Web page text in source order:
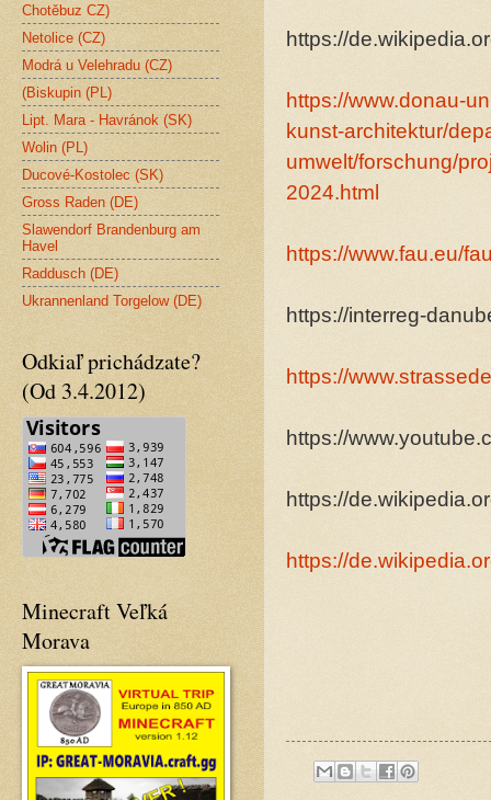
https://
https://www.donau-
kunst-architektur/
umwelt/forschung/
2024.html
https://www.fau.eu/
https://interreg-
https://
https://
https://
https://
Chotěbuz CZ)
Netolice (CZ)
Modrá u Velehradu (CZ)
(Biskupin (PL)
Lipt. Mara - Havránok (SK)
Wolin (PL)
Ducové-Kostolec (SK)
Gross Raden (DE)
Slawendorf Brandenburg am
Havel
Raddusch (DE)
Ukrannenland Torgelow (DE)
Odkiaľ prichádzate?
(Od 3.4.2012)
Minecraft Veľká
Morava